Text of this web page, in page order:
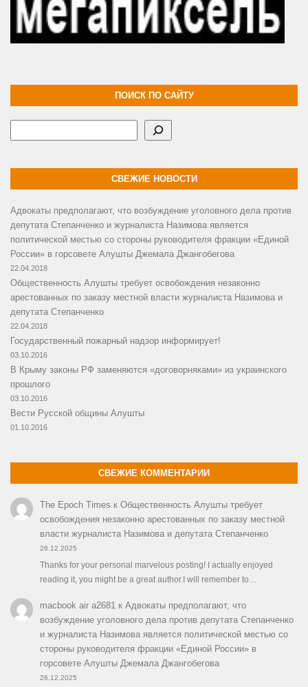
ПОИСК ПО САЙТУ
СВЕЖИЕ НОВОСТИ
Адвокаты предполагают, что возбуждение уголовного дела против
депутата Степанченко и журналиста Назимова является
политической местью со стороны руководителя фракции «Единой
России» в горсовете Алушты Джемала Джангобегова
22.04.2018
Общественность Алушты требует освобождения незаконно
арестованных по заказу местной власти журналиста Назимова и
депутата Степанченко
22.04.2018
Государственный пожарный надзор информирует!
03.10.2016
В Крыму законы РФ заменяются «договорняками» из украинского
прошлого
03.10.2016
Вести Русской общины Алушты
01.10.2016
СВЕЖИЕ КОММЕНТАРИИ
The Epoch Times к Общественность Алушты требует
освобождения незаконно арестованных по заказу местной
власти журналиста Назимова и депутата Степанченко
26.12.2025
Thanks for your personal marvelous posting! I actually enjoyed
reading it, you might be a great author.I will remember to…
macbook air a2681к Адвокаты предполагают, что
возбуждение уголовного дела против депутата Степанченко
и журналиста Назимова является политической местью со
стороны руководителя фракции «Единой России» в
горсовете Алушты Джемала Джангобегова
26.12.2025